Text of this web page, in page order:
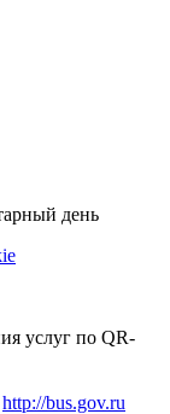
день
услуг по QR-
http://bus.gov.ru